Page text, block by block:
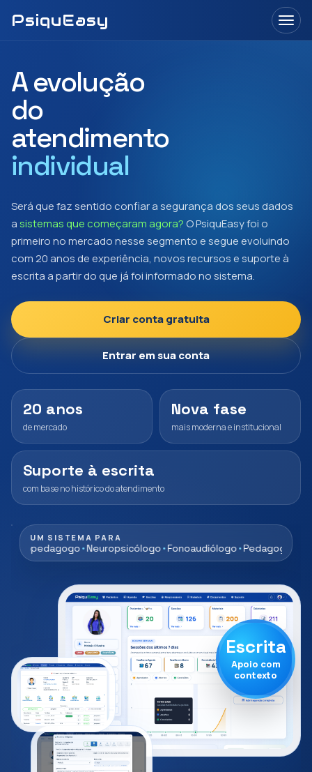
Abrir
menu
PsiquEasy
A evolução
do
atendimento
multiprofissional
Será que faz sentido confiar a segurança dos seus dados
asistemas que começaram agora?O PsiquEasy foi o
primeiro no mercado nesse segmento e segue evoluindo
com 20 anos de experiência, novos recursos e suporte à
escrita a partir do que já foi informado no sistema.
Criar conta gratuita
Entrar em sua conta
20 anos
de mercado
Nova fase
mais moderna e institucional
Suporte à escrita
com base no histórico do atendimento
UM SISTEMA PARA
Neuropsicólogo Fonoaudiólogo Pedagogo Psiquiatra
Escrita
Apoio com
contexto